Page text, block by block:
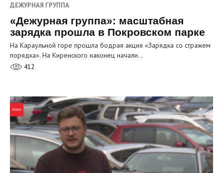
ДЕЖУРНАЯ ГРУППА
«Дежурная группа»: масштабная
зарядка прошла в Покровском парке
На Караульной горе прошла бодрая акция «Зарядка со стражем
порядка». На Киренского наконец начали…
412